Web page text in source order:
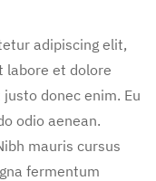
adipiscing elit,
labore et dolore
donec enim. Eu
odio aenean.
mauris cursus
fermentum